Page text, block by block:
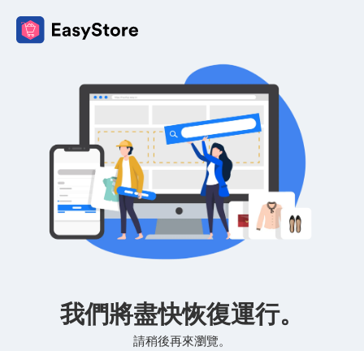
我們將盡快恢復運行。
請稍後再來瀏覽。